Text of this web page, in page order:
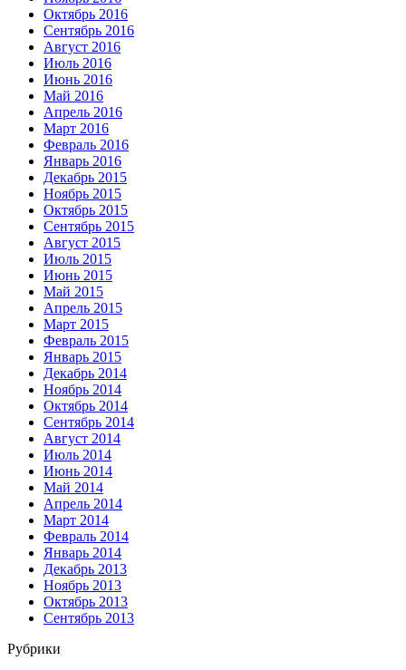
Октябрь 2016
Сентябрь 2016
Август 2016
Июль 2016
Июнь 2016
Май 2016
Апрель 2016
Март 2016
Февраль 2016
Январь 2016
Декабрь 2015
Ноябрь 2015
Октябрь 2015
Сентябрь 2015
Август 2015
Июль 2015
Июнь 2015
Май 2015
Апрель 2015
Март 2015
Февраль 2015
Январь 2015
Декабрь 2014
Ноябрь 2014
Октябрь 2014
Сентябрь 2014
Август 2014
Июль 2014
Июнь 2014
Май 2014
Апрель 2014
Март 2014
Февраль 2014
Январь 2014
Декабрь 2013
Ноябрь 2013
Октябрь 2013
Сентябрь 2013
Рубрики